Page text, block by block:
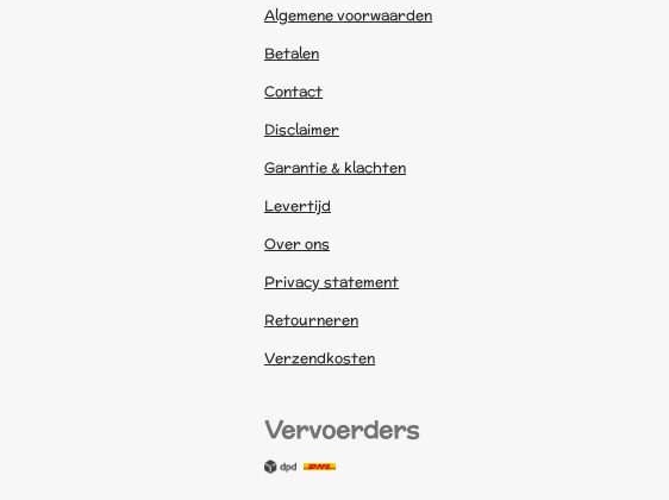
Algemene voorwaarden
Betalen
Contact
Disclaimer
Garantie & klachten
Levertijd
Over ons
Privacy statement
Retourneren
Verzendkosten
Vervoerders